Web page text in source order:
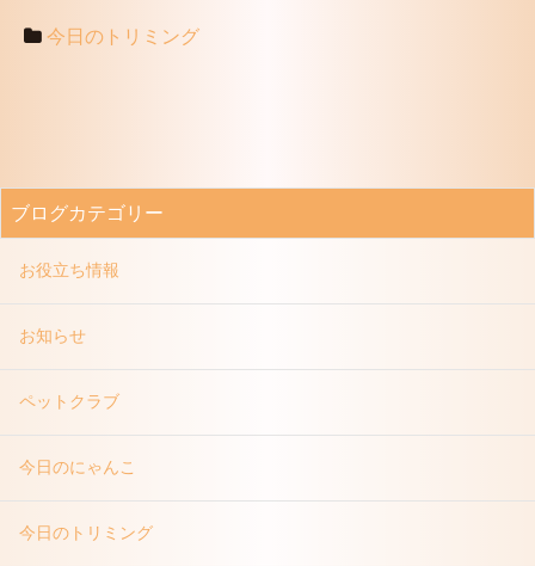
今日のトリミング
ブログカテゴリー
お役立ち情報
お知らせ
ペットクラブ
今日のにゃんこ
今日のトリミング